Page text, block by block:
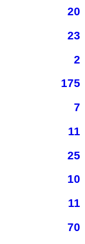
20
23
2
175
7
11
25
10
11
70